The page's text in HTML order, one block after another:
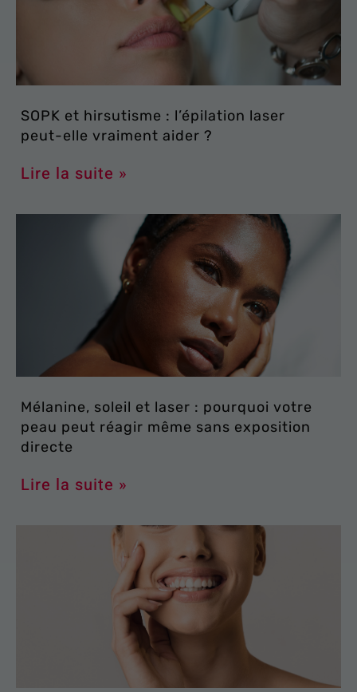
SOPK et hirsutisme : l’épilation laser
peut-elle vraiment aider ?
Lire la suite »
Mélanine, soleil et laser : pourquoi votre
peau peut réagir même sans exposition
directe
Lire la suite »